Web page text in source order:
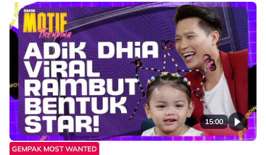
15:00
GEMPAK MOST WANTED